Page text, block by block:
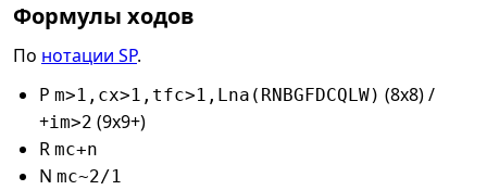
Формулы ходов
По нотации SP.
P m>1,cx>1,tfc>1,Lna(RNBGFDCQLW) (8x8) /
+im>2 (9x9+)
R mc+n
N mc~2/1